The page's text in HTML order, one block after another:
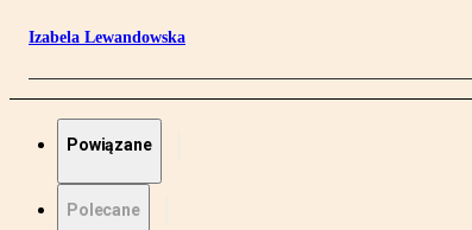
Izabela Lewandowska
Powiązane
Polecane